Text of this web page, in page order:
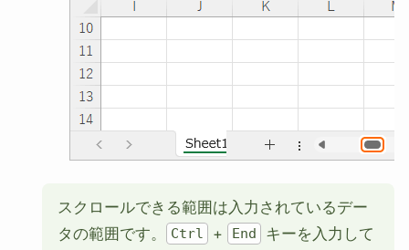
スクロールできる範囲は入力されているデー
タの範囲です。
Ctrl + End
キーを入力して